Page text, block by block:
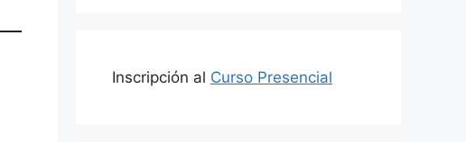
Inscripción al Curso Presencial